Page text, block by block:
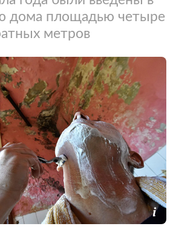
дома площадью четыре
метров